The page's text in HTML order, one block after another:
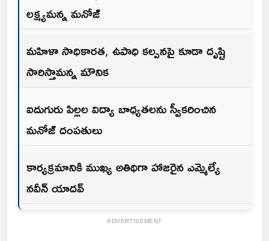
లక్ష్యమన్న మనోజ్
మహిళా సాధికారత, ఉపాధి కల్పనపై కూడా దృష్టి
సారిస్తామన్న మౌనిక
ఐదుగురు పిల్లల విద్యా బాధ్యతలను స్వీకరించిన
మనోజ్ దంపతులు
కార్యక్రమానికి ముఖ్య అతిథిగా హాజరైన ఎమ్మెల్యే
నవీన్ యాదవ్
ADVERTISEMENT